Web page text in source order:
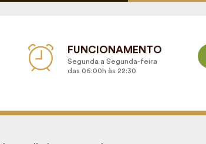
FUNCIONAMENTO
Segunda a Segunda-feira
das 06:00h às 22:30